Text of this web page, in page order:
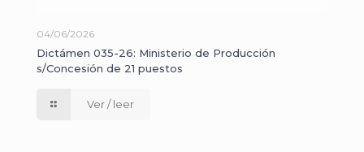
04/06/2026
Dictámen 035-26: Ministerio de Producción
s/Concesión de 21 puestos
Ver / leer